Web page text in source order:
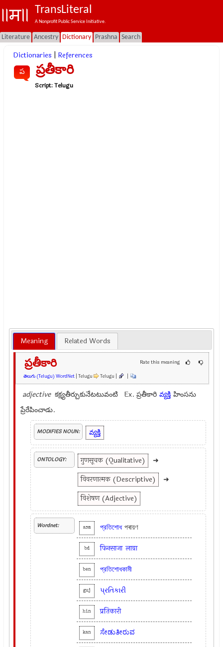
TransLiteral
A Nonprofit Public Service Initiative.
Literature Ancestry Dictionary Prashna Search
Dictionaries References
ప ప్రతీకారి
Script:Telugu
Meaning Related Words
Rate this meaning
ప్రతీకారి
తెలుగు (Telugu) WordNet | Telugu Telugu | |
adjective కక్ష్యతీర్చుకునేటటువంటి Ex.ప్రతీకారి వ్యక్తి హింసను
ప్రేరేపించాడు.
MODIFIES NOUN: వ్యక్తి
ONTOLOGY: गुणसूचक (Qualitative)
➜
विवरणात्मक (Descriptive)
➜
विशेषण (Adjective)
Wordnet: asm প্রতিশোধ পৰায়ণ
bd फिनसाजा लाग्रा
ben প্রতিশোধকামী
guj પ્રતિકારી
hin प्रतिकारी
kan ಸೇಡುತೀರುವ